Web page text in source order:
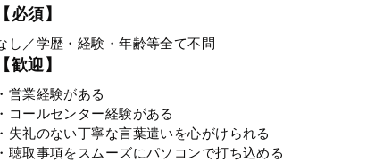
必須】
し／学歴・経験・年齢等全て不問
歓迎】
営業経験がある
コールセンター経験がある
失礼のない丁寧な言葉遣いを心がけられる
聴取事項をスムーズにパソコンで打ち込める